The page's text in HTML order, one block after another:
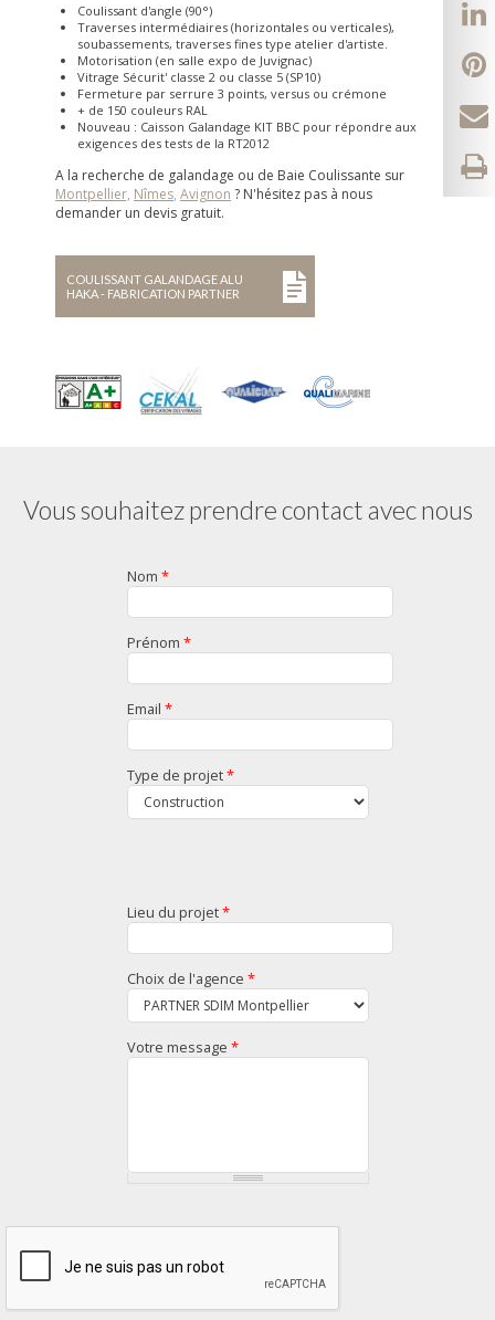
Coulissant d'angle (90°)
Traverses intermédiaires (horizontales ou verticales),
soubassements, traverses fines type atelier d'artiste.
Motorisation (en salle expo de Juvignac)
Vitrage Sécurit' classe 2 ou classe 5 (SP10)
Fermeture par serrure 3 points, versus ou crémone
+ de 150 couleurs RAL
Nouveau : Caisson Galandage KIT BBC pour répondre aux
exigences des tests de la RT2012
A la recherche de galandage ou de Baie Coulissante sur
Montpellier, Nîmes, Avignon ? N'hésitez pas à nous
demander un devis gratuit.
COULISSANT GALANDAGE ALU
HAKA - FABRICATION PARTNER
Vous souhaitez prendre contact avec nous
Nom *
Prénom *
Email *
Type de projet*
Lieu du projet*
Choix de l'agence *
Votre message *